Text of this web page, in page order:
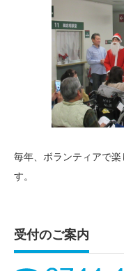
毎年、ボランティアで
す。
受付のご案内